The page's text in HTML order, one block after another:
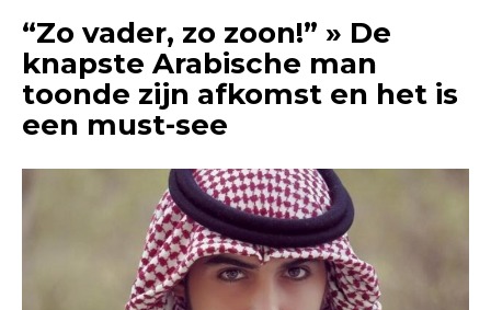
“Zo vader, zo zoon!” » De
knapste Arabische man
toonde zijn afkomst en het is
een must-see